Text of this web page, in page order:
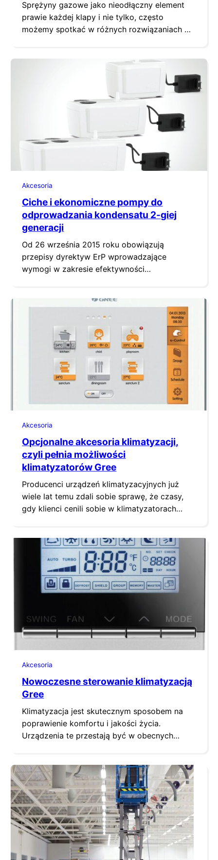
Sprężyny gazowe jako nieodłączny element
prawie każdej klapy i nie tylko, często
możemy spotkać w różnych rozwiązaniach w
gospodarczych. Przykładowo, sprężyny
używane do tak zwanych klap oddymiających,
które znajdują się na dachach wielu budynków.
Zadaniem tego typu klap jest odprowadzenie
Akcesoria
Ciche i ekonomiczne pompy do
odprowadzania kondensatu 2-giej
generacji
Od 26 września 2015 roku obowiązują
przepisy dyrektyw ErP wprowadzające
wymogi w zakresie efektywności
Minimalne wymogi dyrektywy ErP dotyczące
efektywności energetycznej kotłów
odpowiadają poziomowi, który spełniają tylko
kotły kondensacyjne. Wiąże się to w praktyce
z wycofaniem ze sprzedaży
konwencjonalnych kotłów gazowych i
olejowych. Jedynym…
Akcesoria
Opcjonalne akcesoria klimatyzacji,
czyli pełnia możliwości
klimatyzatorów Gree
Producenci urządzeń klimatyzacyjnych już
wiele lat temu zdali sobie sprawę, że czasy,
gdy klienci cenili sobie w klimatyzatorach
funkcji urządzeń, sprawiają, że oprócz
unowocześnionych i nowych modeli urządzeń
na rynku pojawiają się także akcesoria
klimatyzacji, które zwiększają możliwości
samych klimatyzatorów m.in. w zakresie
Akcesoria
Nowoczesne sterowanie klimatyzacją
Gree
Klimatyzacja jest skutecznym sposobem na
poprawienie komfortu i jakości życia.
Urządzenia te przestają być w obecnych
budowanych domów oraz budynków
użyteczności publicznej. Zadaniem
klimatyzacji jest zapewnienie jak najlepszych
parametrów powietrza, które z punktu
widzenia użytkowników będą wpływać na ich
dobre samopoczucie. Jednym z
najistotniejszych elementów, który…